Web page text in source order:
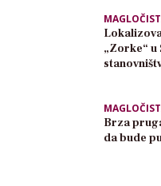
„Zorke“ u
Brza
da bude